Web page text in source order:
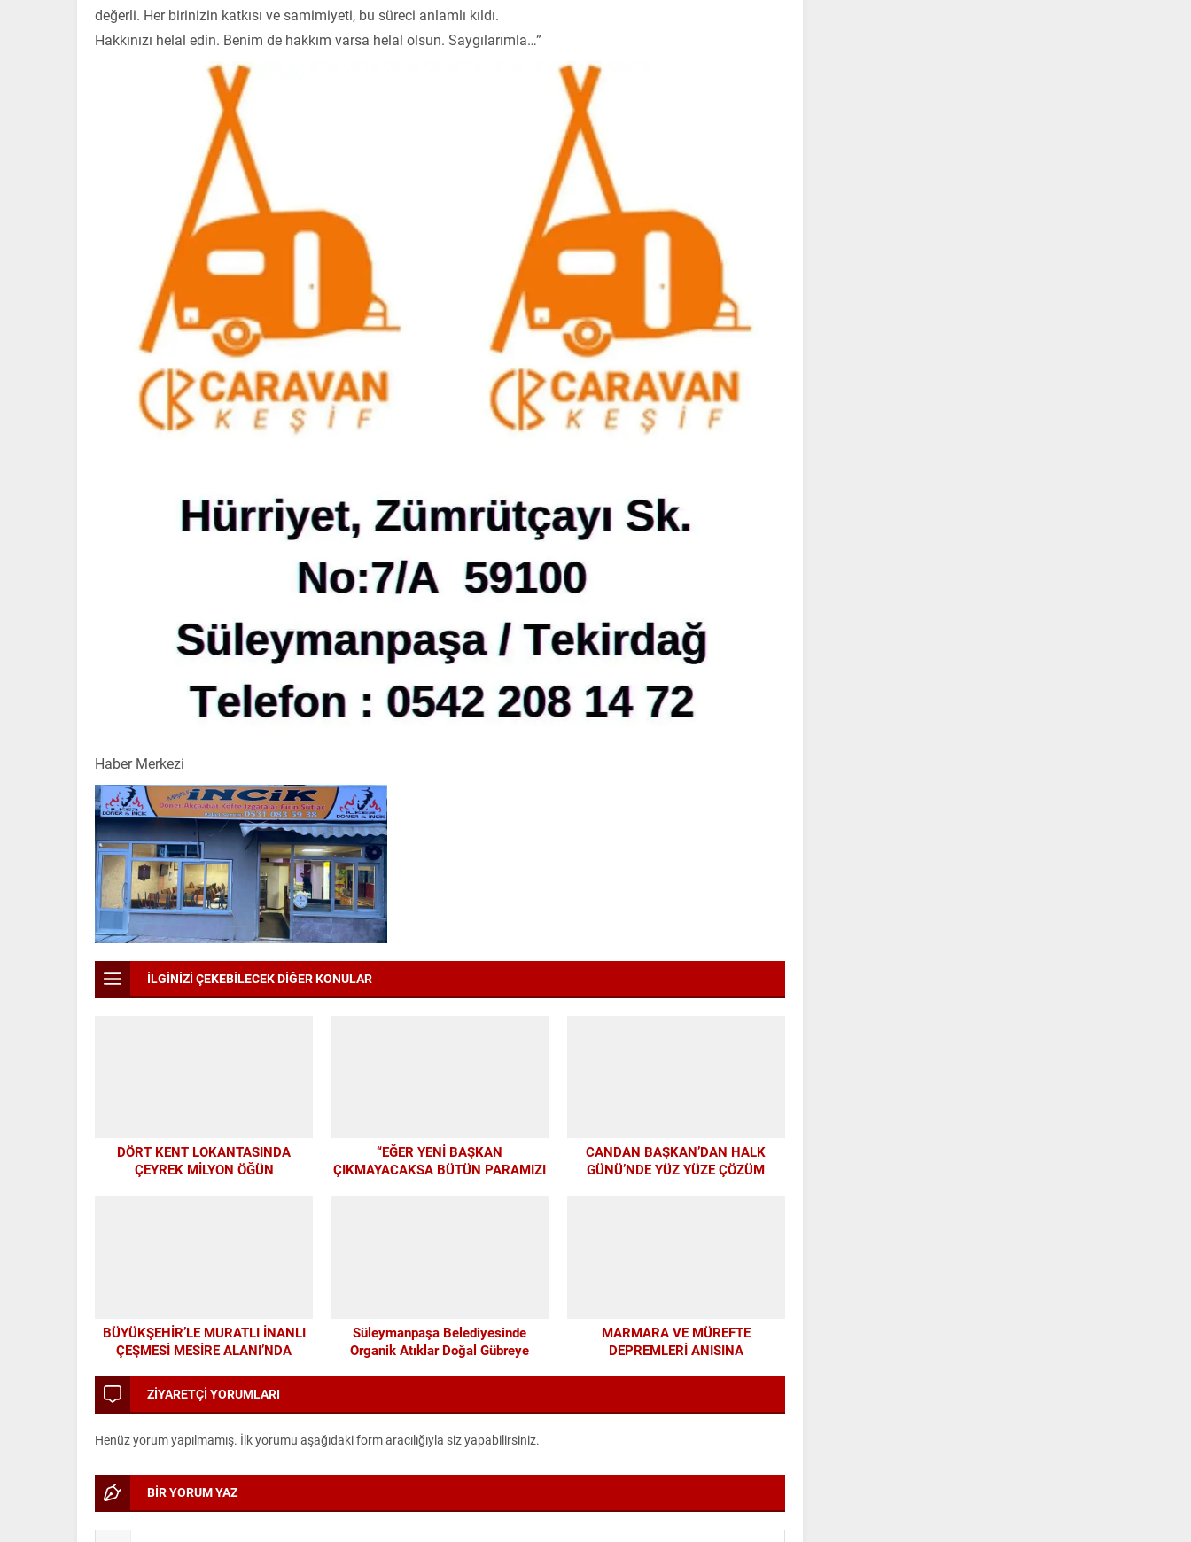
değerli. Her birinizin katkısı ve samimiyeti, bu süreci anlamlı kıldı.
Hakkınızı helal edin. Benim de hakkım varsa helal olsun. Saygılarımla…”
Haber Merkezi
İLGİNİZİ ÇEKEBİLECEK DİĞER KONULAR
DÖRT KENT LOKANTASINDA
ÇEYREK MİLYON ÖĞÜN
“EĞER YENİ BAŞKAN
ÇIKMAYACAKSA BÜTÜN PARAMIZI
CANDAN BAŞKAN’DAN HALK
GÜNÜ’NDE YÜZ YÜZE ÇÖZÜM
BÜYÜKŞEHİR’LE MURATLI İNANLI
ÇEŞMESİ MESİRE ALANI’NDA
Süleymanpaşa Belediyesinde
Organik Atıklar Doğal Gübreye
MARMARA VE MÜREFTE
DEPREMLERİ ANISINA
ZİYARETÇİ YORUMLARI
Henüz yorum yapılmamış. İlk yorumu aşağıdaki form aracılığıyla siz yapabilirsiniz.
BİR YORUM YAZ